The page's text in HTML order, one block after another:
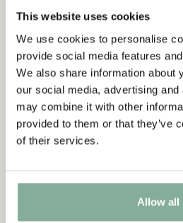
This website uses cookies
We use cookies to personalise
provide social media features
We also share information about
our social media, advertising
may combine it with other
provided to them or that they’ve
of their services.
Allow all
„Wer stark ist,
sein.“
aus Kennst du Pippi
DIE PIPPI-